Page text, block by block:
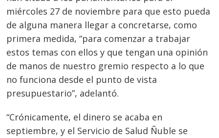
miércoles 27 de noviembre para que esto pueda
de alguna manera llegar a concretarse, como
primera medida, “para comenzar a trabajar
estos temas con ellos y que tengan una opinión
de manos de nuestro gremio respecto a lo que
no funciona desde el punto de vista
presupuestario”, adelantó.
“Crónicamente, el dinero se acaba en
septiembre, y el Servicio de Salud Ñuble se